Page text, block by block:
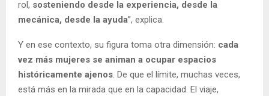
rol, sosteniendo desde la experiencia, desde la
mecánica, desde la ayuda”, explica.
Y en ese contexto, su figura toma otra dimensión: cada
vez más mujeres se animan a ocupar espacios
históricamente ajenos. De que el límite, muchas veces,
está más en la mirada que en la capacidad. El viaje,